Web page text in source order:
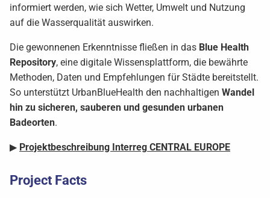
informiert werden, wie sich Wetter, Umwelt und Nutzung
auf die Wasserqualität auswirken.
Die gewonnenen Erkenntnisse fließen in das Blue Health
Repository, eine digitale Wissensplattform, die bewährte
Methoden, Daten und Empfehlungen für Städte bereitstellt.
So unterstützt UrbanBlueHealth den nachhaltigen Wandel
hin zu sicheren, sauberen und gesunden urbanen
Badeorten.
▶ Projektbeschreibung Interreg CENTRAL EUROPE
Project Facts